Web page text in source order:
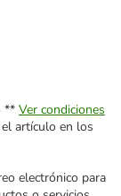
** Ver condiciones
artículo en los
electrónico para